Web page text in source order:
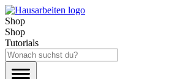
Shop
Shop
Tutorials